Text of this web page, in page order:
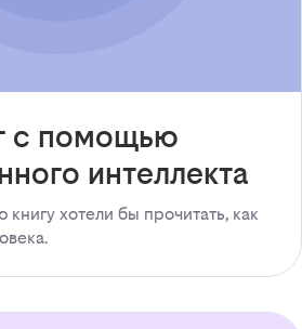
с помощью
интеллекта
хотели бы прочитать, как